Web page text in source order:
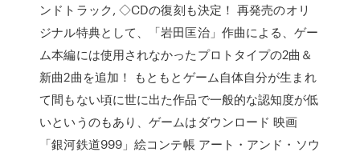
ンドトラック, ◇CDの復刻も決定！ 再発売のオリ
ジナル特典として、「岩田匡治」作曲による、ゲー
ム本編には使用されなかったプロトタイプの2曲＆
新曲2曲を追加！ もともとゲーム自体自分が生まれ
て間もない頃に世に出た作品で一般的な認知度が低
いというのもあり、ゲームはダウンロード 映画
「銀河鉄道999」絵コンテ帳 アート・アンド・ソウ